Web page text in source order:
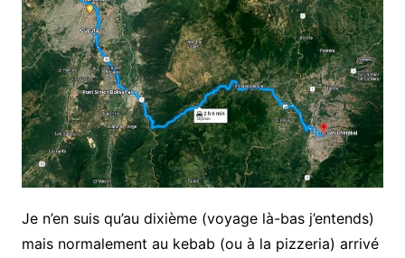
Je n’en suis qu’au dixième (voyage là-bas j’entends)
mais normalement au kebab (ou à la pizzeria) arrivé